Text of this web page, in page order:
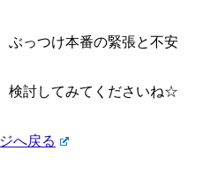
ぶっつけ本番の緊張と不安
検討してみてくださいね☆
へ戻る